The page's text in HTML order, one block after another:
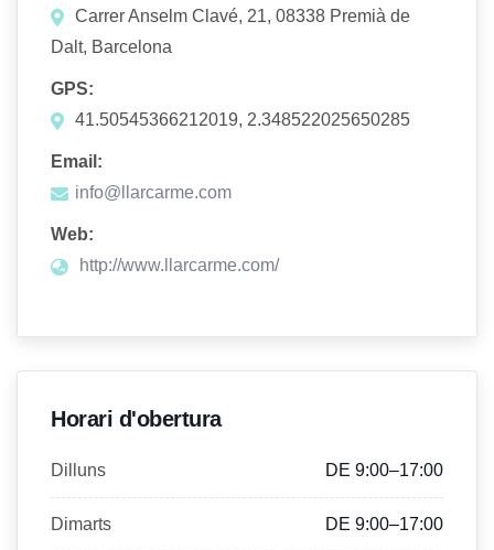
Carrer Anselm Clavé, 21, 08338 Premià de
Dalt, Barcelona
GPS:
41.50545366212019, 2.348522025650285
Email:
info@llarcarme.com
Web:
http://www.llarcarme.com/
Horari d'obertura
Dilluns DE 9:00–17:00
Dimarts DE 9:00–17:00